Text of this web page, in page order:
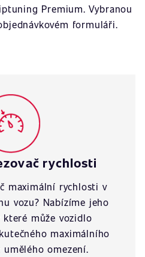
Premium. Vybranou
formuláři.
rychlosti
maximální rychlosti v
vozu? Nabízíme jeho
které může vozidlo
maximálního
omezení.